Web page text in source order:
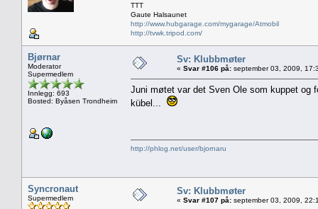
TTT
Gaute Halsaunet
http://www.hubgarage.com/mygarage/Atmobil
http://tvwk.tripod.com/
Bjørnar
Moderator
Supermedlem
Innlegg: 693
Bosted: Byåsen Trondheim
Sv: Klubbmøter
« Svar #106 på: september 03, 2009,
Juni møtet var det Sven Ole som kuppet og
kübel...
http://phlog.net/user/bjornaru
Syncronaut
Supermedlem
Sv: Klubbmøter
« Svar #107 på: september 03, 2009,